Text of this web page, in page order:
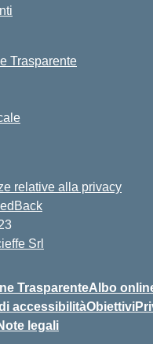
Trasparente
relative alla privacy
Srl
TrasparenteAlbo
accessibilitàObiettivi
legali